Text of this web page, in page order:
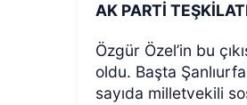
AK PARTİ
Özgür Özel’in bu
oldu. Başta
sayıda milletvekili